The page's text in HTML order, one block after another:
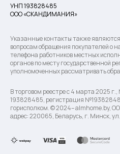
УНП 193828485
ООО «СКАНДИМАНИЯ»
Указанные контакты также
вопросам обращения покупателей о
телефона работников местных
органов по месту государственной
уполномоченных рассматривать
В торговом реестре с 4 марта 2025
193828485, регистрация
горисполком. © 2024– almhome.by,
адрес: 220065, Беларусь, г. Минск,